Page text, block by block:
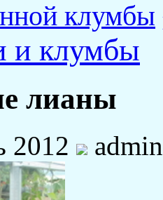
клумбы
и клумбы
лианы
2012 admin